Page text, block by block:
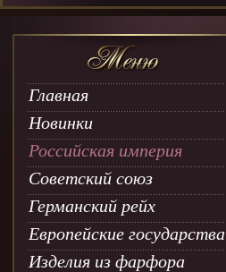
Главная
Новинки
Российская империя
Советский союз
Германский рейх
Европейские государства
Изделия из фарфора